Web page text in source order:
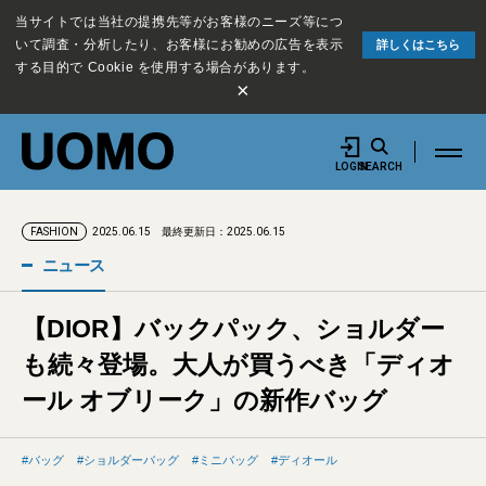
当サイトでは当社の提携先等がお客様のニーズ等につ
いて調査・分析したり、お客様にお勧めの広告を表示
する目的で Cookie を使用する場合があります。
詳しくはこちら
×
LOGINSEARCH
FASHION 2025.06.15 最終更新日：2025.06.15
ニュース
【DIOR】バックパック、ショルダー
も続々登場。大人が買うべき「ディオ
ール オブリーク」の新作バッグ
バッグ ショルダーバッグ ミニバッグ ディオール